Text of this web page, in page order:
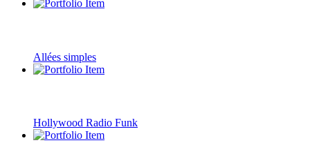
Allées simples
Hollywood Radio Funk